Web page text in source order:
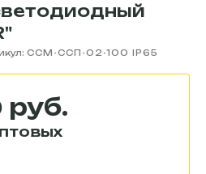
ССМ-ССП-02-100 IP65
руб.